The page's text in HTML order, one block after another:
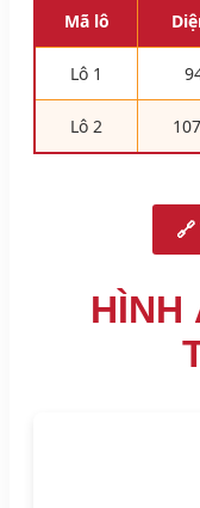
Mã lô
Lô 1
Lô 2
HÌNH